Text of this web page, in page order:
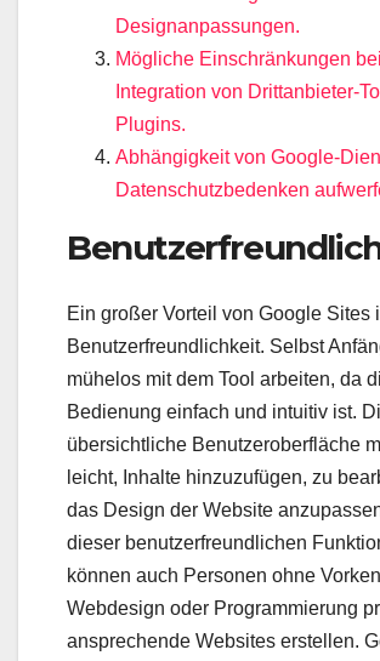
Designanpassungen.
Mögliche Einschränkungen
Integration von Drittanbieter-
Plugins.
Abhängigkeit von Google-
Datenschutzbedenken
Ein großer Vorteil von Google Sites
Benutzerfreundlichkeit. Selbst
mühelos mit dem Tool arbeiten, da
Bedienung einfach und intuitiv ist.
übersichtliche Benutzeroberfläche
leicht, Inhalte hinzuzufügen, zu
das Design der Website
dieser benutzerfreundlichen
können auch Personen ohne
Webdesign oder Programmierung
ansprechende Websites erstellen.